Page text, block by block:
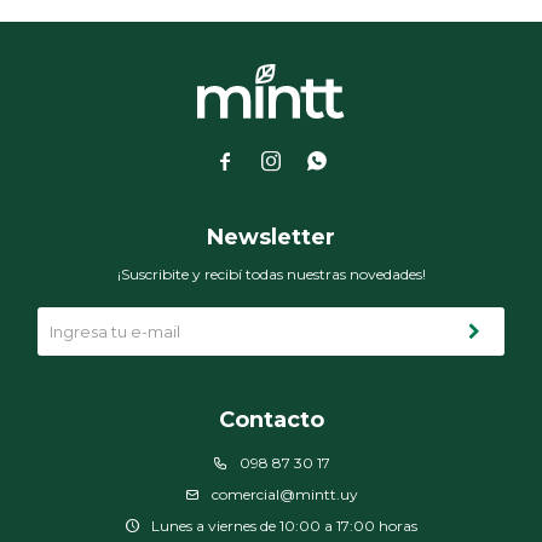
  
Contacto
098 87 30 17
comercial@mintt.uy
Lunes a viernes de 10:00 a 17:00 horas
Newsletter
¡Suscribite y recibí todas nuestras novedades!